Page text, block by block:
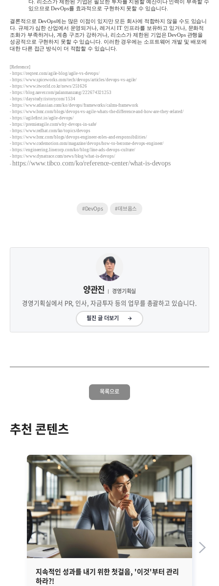
다. 리소스가 제한된 기업은 필요한 투자를 지원할 예산이나 인력이 부족할 수
있으므로DevOps를 효과적으로 구현하지 못할 수 있습니다.
결론적으로 DevOps에는 많은 이점이 있지만 모든 회사에 적합하지 않을 수도 있습니
다 규제가 심한 산업에서 운영되거나 레거시 IT 인프라를 보유하고 있거나, 문화적
조화가 부족하거나 계층 구조가 강하거나, 리소스가 제한된 기업은DevOps 관행을
성공적으로 구현하지 못할 수 있습니다 이러한 경우에는 소프트웨어 개발 및 배포에
대한 다른 접근 방식이 더 적합할 수 있습니다.
[Reference]
- https://reqtest.com/agile-blog/agile-vs-devops/
- https://www.spiceworks.com/tech/devops/articles/devops-vs-agile/
- https://www.itworld.co.kr/news/251626
- https://blog.naver.com/palanmanzang/222674321253
- https://daystudy.tistory.com/1534
- https://www.atlassian.com/ko/devops/frameworks/calms-framework
- https://www.bmc.com/blogs/devops-vs-agile-whats-the-difference-and-how-are-they-related/
- https://agilefirst.io/agile-devops/
- https://premieragile.com/why-devops-in-safe/
- https://www.redhat.com/ko/topics/devops
- https://www.bmc.com/blogs/devops-engineer-roles-and-responsibilities/
- https://www.codemotion.com/magazine/devops/how-to-become-devops-engineer/
- https://engineering.linecorp.com/ko/blog/line-ads-devops-culture/
- https://www.dynatrace.com/news/blog/what-is-devops/
- https://www.tibco.com/ko/reference-center/what-is-devops
#DevOps #데브옵스
양관진 경영기획실
경영기획실에서 PR, 인사, 자금투자 등의 업무를 총괄하고 있습니다.
필진 글 더보기
목록으로
추천 콘텐츠
지속적인 성과를 내기 위한 첫걸음, '이것'부터 관리
하라?!